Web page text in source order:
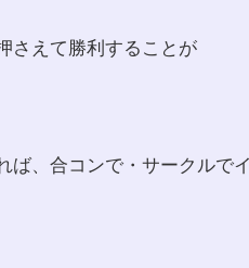
さえて勝利することが
ば、合コンで・サークルで